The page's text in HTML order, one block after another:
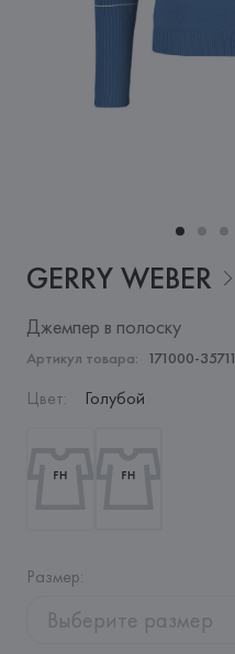
GERRY WEBER
Джемпер в полоску
Артикул товара: 171000-35711
Цвет: Голубой
Размер:
Выберите размер